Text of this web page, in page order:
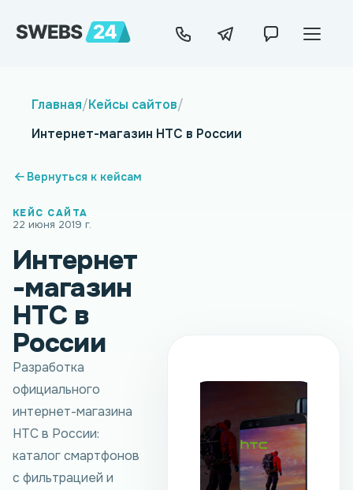
Главная/Кейсы сайтов/
Интернет-магазин HTC в России
Вернуться к кейсам
КЕЙС САЙТА
22 июня 2019 г.
Интернет
-магазин
HTC в
России
Разработка
официального
интернет-магазина
HTC в России:
каталог смартфонов
с фильтрацией и